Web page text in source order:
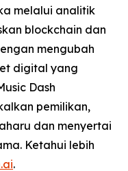
melalui analitik
blockchain dan
mengubah
digital yang
Dash
pemilikan,
dan menyertai
Ketahui lebih
.